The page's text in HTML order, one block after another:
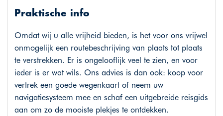
Praktische info
Omdat wij u alle vrijheid bieden, is het voor ons vrijwel
onmogelijk een routebeschrijving van plaats tot plaats
te verstrekken. Er is ongelooflijk veel te zien, en voor
ieder is er wat wils. Ons advies is dan ook: koop voor
vertrek een goede wegenkaart of neem uw
navigatiesysteem mee en schaf een uitgebreide reisgids
aan om zo de mooiste plekjes te ontdekken.